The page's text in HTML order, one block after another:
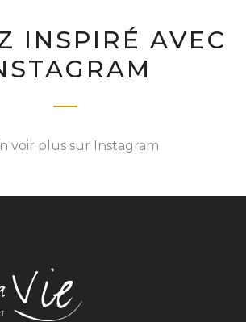
INSPIRÉ AVEC
voir plus sur Instagram